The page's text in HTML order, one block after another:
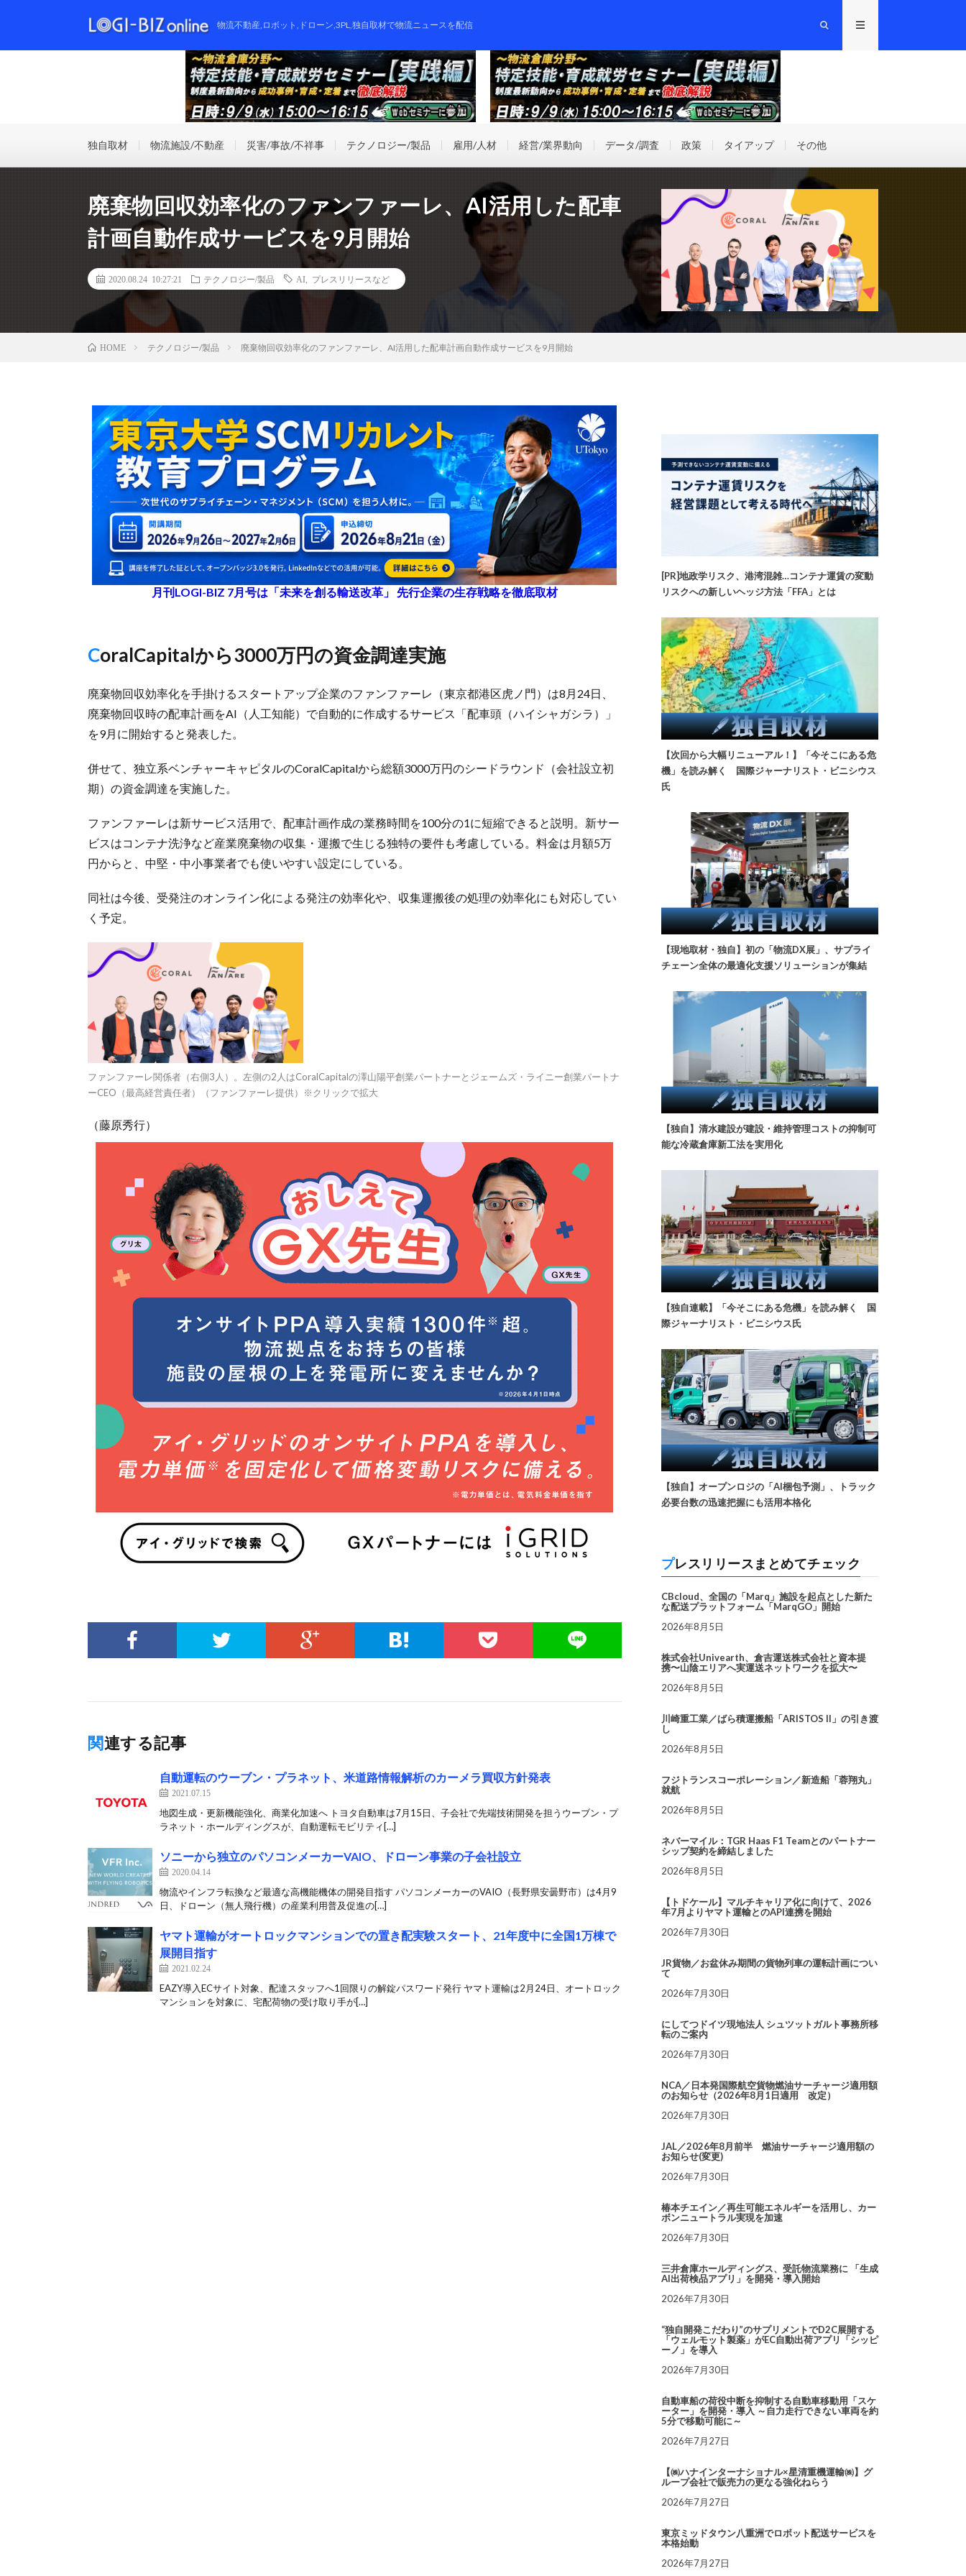
物流不動産,ロボット,ドローン,3PL,独自取材で物流ニュースを配信
独自取材 物流施設/不動産 災害/事故/不祥事 テクノロジー/製品 雇用/人材 経営/業界動向 データ/調査 政策 タイアップ その他
廃棄物回収効率化のファンファーレ、AI活用した配車
計画自動作成サービスを9月開始
2020.08.24 10:27:21 テクノロジー/製品 AI プレスリリースなど
HOME テクノロジー/製品 廃棄物回収効率化のファンファーレ、AI活用した配車計画自動作成サービスを9月開始
月刊LOGI-BIZ 7月号は「未来を創る輸送改革」 先行企業の生存戦略を徹底取材
CoralCapitalから3000万円の資金調達実施
廃棄物回収効率化を手掛けるスタートアップ企業のファンファーレ（東京都港区虎ノ門）は8月24日、
廃棄物回収時の配車計画をAI（人工知能）で自動的に作成するサービス「配車頭（ハイシャガシラ）」
を9月に開始すると発表した。
併せて、独立系ベンチャーキャピタルのCoralCapitalから総額3000万円のシードラウンド（会社設立初
期）の資金調達を実施した。
ファンファーレは新サービス活用で、配車計画作成の業務時間を100分の1に短縮できると説明。新サー
ビスはコンテナ洗浄など産業廃棄物の収集・運搬で生じる独特の要件も考慮している。料金は月額5万
円からと、中堅・中小事業者でも使いやすい設定にしている。
同社は今後、受発注のオンライン化による発注の効率化や、収集運搬後の処理の効率化にも対応してい
く予定。
ファンファーレ関係者（右側3人）。左側の2人はCoralCapitalの澤山陽平創業パートナーとジェームズ・ライニー創業パートナ
ーCEO（最高経営責任者）（ファンファーレ提供）※クリックで拡大
（藤原秀行）
関連する記事
自動運転のウーブン・プラネット、米道路情報解析のカーメラ買収方針発表
2021.07.15
地図生成・更新機能強化、商業化加速へ トヨタ自動車は7月15日、子会社で先端技術開発を担うウーブン・プ
ラネット・ホールディングスが、自動運転モビリティ[…]
ソニーから独立のパソコンメーカーVAIO、ドローン事業の子会社設立
2020.04.14
物流やインフラ転換など最適な高機能機体の開発目指す パソコンメーカーのVAIO（長野県安曇野市）は4月9
日、ドローン（無人飛行機）の産業利用普及促進の[…]
ヤマト運輸がオートロックマンションでの置き配実験スタート、21年度中に全国1万棟で
展開目指す
2021.02.24
EAZY導入ECサイト対象、配達スタッフへ1回限りの解錠パスワード発行 ヤマト運輸は2月24日、オートロック
マンションを対象に、宅配荷物の受け取り手が[…]
[PR]地政学リスク、港湾混雑…コンテナ運賃の変動
リスクへの新しいヘッジ方法「FFA」とは
【次回から大幅リニューアル！】「今そこにある危
機」を読み解く 国際ジャーナリスト・ビニシウス
氏
【現地取材・独自】初の「物流DX展」、サプライ
チェーン全体の最適化支援ソリューションが集結
【独自】清水建設が建設・維持管理コストの抑制可
能な冷蔵倉庫新工法を実用化
【独自連載】「今そこにある危機」を読み解く 国
際ジャーナリスト・ビニシウス氏
【独自】オープンロジの「AI梱包予測」、トラック
必要台数の迅速把握にも活用本格化
プレスリリースまとめてチェック
CBcloud、全国の「Marq」施設を起点とした新た
な配送プラットフォーム「MarqGO」開始
2026年8月5日
株式会社Univearth、倉吉運送株式会社と資本提
携〜山陰エリアへ実運送ネットワークを拡大〜
2026年8月5日
川崎重工業／ばら積運搬船「ARISTOS II」の引き渡
し
2026年8月5日
フジトランスコーポレーション／新造船「蓉翔丸」
就航
2026年8月5日
ネバーマイル：TGR Haas F1 Teamとのパートナー
シップ契約を締結しました
2026年8月5日
【トドケール】マルチキャリア化に向けて、2026
年7月よりヤマト運輸とのAPI連携を開始
2026年7月30日
JR貨物／お盆休み期間の貨物列車の運転計画につい
て
2026年7月30日
にしてつドイツ現地法人 シュツットガルト事務所移
転のご案内
2026年7月30日
NCA／日本発国際航空貨物燃油サーチャージ適用額
のお知らせ（2026年8月1日適用 改定）
2026年7月30日
JAL／2026年8月前半 燃油サーチャージ適用額の
お知らせ(変更)
2026年7月30日
椿本チエイン／再生可能エネルギーを活用し、カー
ボンニュートラル実現を加速
2026年7月30日
三井倉庫ホールディングス、受託物流業務に 「生成
AI出荷検品アプリ」を開発・導入開始
2026年7月30日
“独自開発こだわり”のサプリメントでD2C展開する
「ウェルモット製薬」がEC自動出荷アプリ「シッピ
ーノ」を導入
2026年7月30日
自動車船の荷役中断を抑制する自動車移動用「スケ
ーター」を開発・導入 ～自力走行できない車両を約
5分で移動可能に～
2026年7月27日
【㈱ハナインターナショナル×星清重機運輸㈱】グ
ループ会社で販売力の更なる強化ねらう
2026年7月27日
東京ミッドタウン八重洲でロボット配送サービスを
本格始動
2026年7月27日